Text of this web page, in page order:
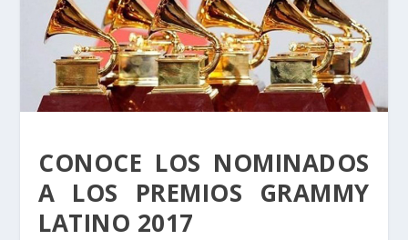
CONOCE LOS NOMINADOS
A LOS PREMIOS GRAMMY
LATINO 2017